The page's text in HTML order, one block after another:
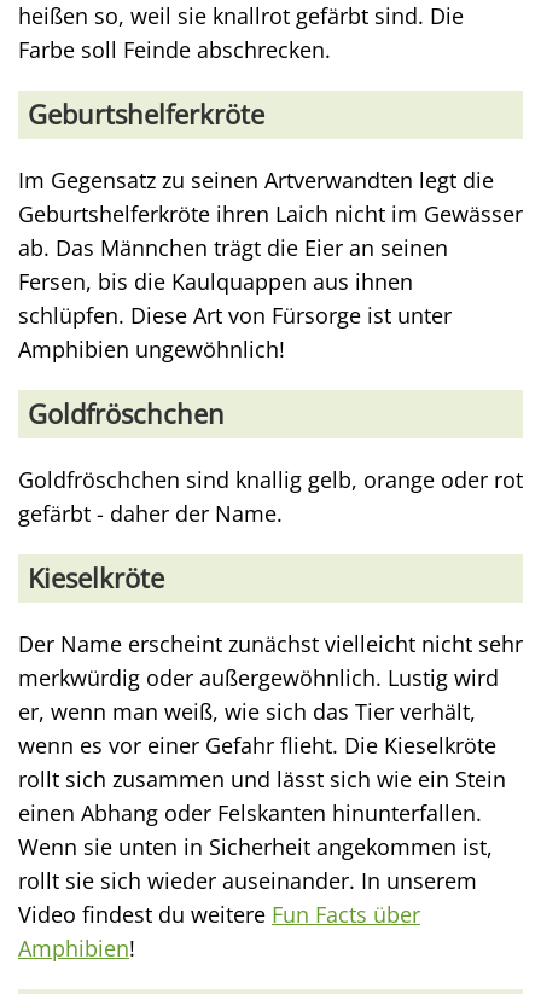
heißen so, weil sie knallrot gefärbt sind. Die
Farbe soll Feinde abschrecken.
Geburtshelferkröte
Im Gegensatz zu seinen Artverwandten legt die
Geburtshelferkröte ihren Laich nicht im Gewässer
ab. Das Männchen trägt die Eier an seinen
Fersen, bis die Kaulquappen aus ihnen
schlüpfen. Diese Art von Fürsorge ist unter
Amphibien ungewöhnlich!
Goldfröschchen
Goldfröschchen sind knallig gelb, orange oder rot
gefärbt - daher der Name.
Kieselkröte
Der Name erscheint zunächst vielleicht nicht sehr
merkwürdig oder außergewöhnlich. Lustig wird
er, wenn man weiß, wie sich das Tier verhält,
wenn es vor einer Gefahr flieht. Die Kieselkröte
rollt sich zusammen und lässt sich wie ein Stein
einen Abhang oder Felskanten hinunterfallen.
Wenn sie unten in Sicherheit angekommen ist,
rollt sie sich wieder auseinander. In unserem
Video findest du weitere Fun Facts über
Amphibien!